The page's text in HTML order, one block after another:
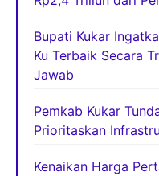
Bupati Kukar
Ku Terbaik Secara
Jawab
Pemkab Kukar
Prioritaskan
Kenaikan Harga